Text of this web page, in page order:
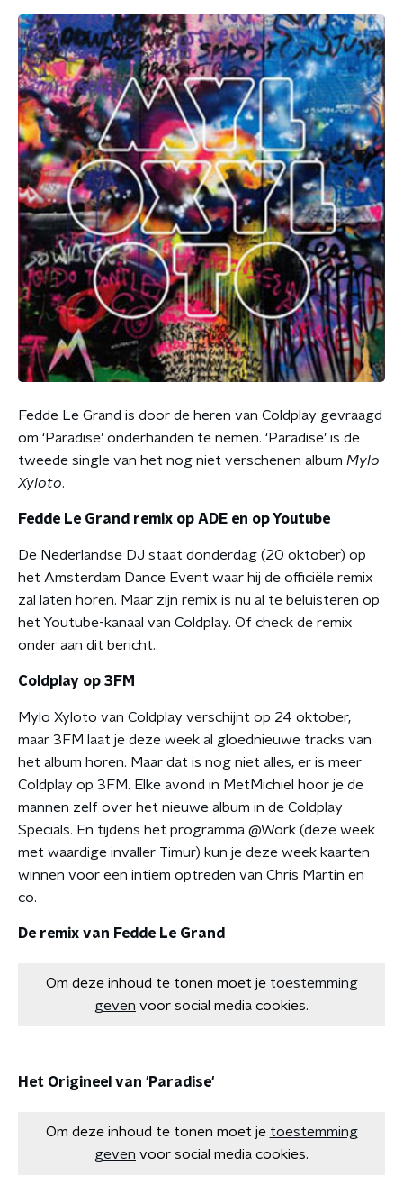
Fedde Le Grand is door de heren van Coldplay gevraagd
om ‘Paradise’ onderhanden te nemen. ‘Paradise’ is de
tweede single van het nog niet verschenen album Mylo
Xyloto.
Fedde Le Grand remix op ADE en op Youtube
De Nederlandse DJ staat donderdag (20 oktober) op
het Amsterdam Dance Event waar hij de officiële remix
zal laten horen. Maar zijn remix is nu al te beluisteren op
het Youtube-kanaal van Coldplay. Of check de remix
onder aan dit bericht.
Coldplay op 3FM
Mylo Xyloto van Coldplay verschijnt op 24 oktober,
maar 3FM laat je deze week al gloednieuwe tracks van
het album horen. Maar dat is nog niet alles, er is meer
Coldplay op 3FM. Elke avond in MetMichiel hoor je de
mannen zelf over het nieuwe album in de Coldplay
Specials. En tijdens het programma @Work (deze week
met waardige invaller Timur) kun je deze week kaarten
winnen voor een intiem optreden van Chris Martin en
co.
De remix van Fedde Le Grand
Om deze inhoud te tonen moet je toestemming
geven voor social media cookies.
Het Origineel van 'Paradise'
Om deze inhoud te tonen moet je toestemming
geven voor social media cookies.